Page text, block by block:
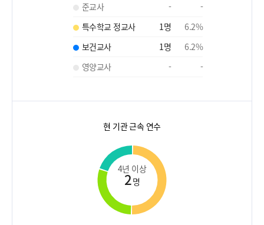
준교사
-
-
특수학교 정교사
1명 6.2%
보건교사
1명 6.2%
영양교사
- -
현 기관 근속 연수
4년 이상
2명